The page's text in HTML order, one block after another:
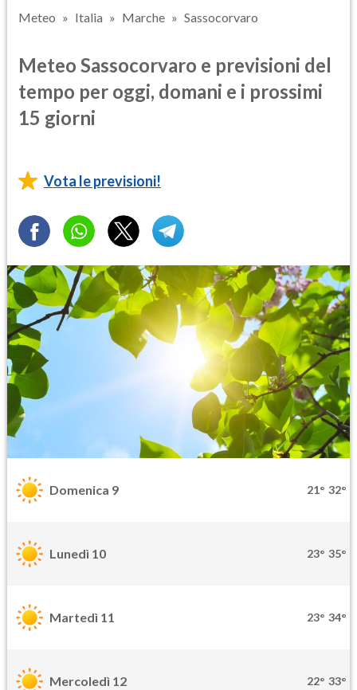
Meteo Italia Marche Sassocorvaro
Meteo Sassocorvaro e previsioni del
tempo per oggi, domani e i prossimi
15 giorni
Vota le previsioni!
Domenica 9 21° 32°
Lunedì 10 23° 35°
Martedì 11 23° 34°
Mercoledì 12 22° 33°